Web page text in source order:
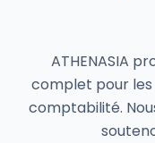
ATHENASIA
complet pour
comptabilité.